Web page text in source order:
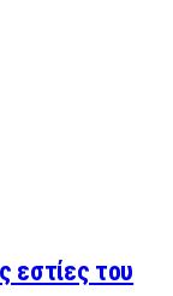
εστίες του